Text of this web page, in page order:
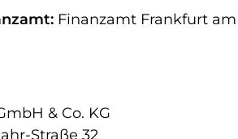
Finanzamt Frankfurt am
& Co. KG
Straße 32